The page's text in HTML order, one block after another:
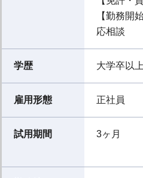
【勤務開
応相談
学歴 大学卒以上
雇用形態 正社員
試用期間 3ヶ月